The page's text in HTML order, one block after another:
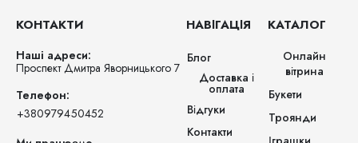
КОНТАКТИ
Наші адреси:
Проспект Дмитра Яворницького 7
Телефон:
‪+380979450452‬
НАВІГАЦІЯ
Блог
Доставка і
оплата
Відгуки
Контакти
КАТАЛОГ
Онлайн
вітрина
Букети
Троянди